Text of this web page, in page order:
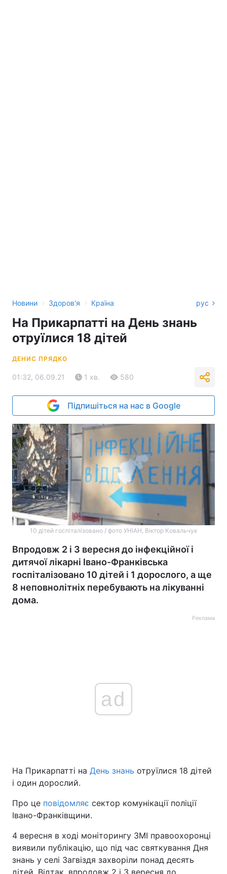
Новини › Здоров'я › Країна рус
На Прикарпатті на День знань
отруїлися 18 дітей
ДЕНИС ПРЯДКО
01:32, 06.09.21 1 хв. 580
Підпишіться на нас в Google
10 дітей госпіталізовано / фото УНІАН, Віктор Ковальчук
Впродовж 2 і 3 вересня до інфекційної і
дитячої лікарні Івано-Франківська
госпіталізовано 10 дітей і 1 дорослого, а ще
8 неповнолітніх перебувають на лікуванні
дома.
Реклама
ad
На Прикарпатті на День знань отруїлися 18 дітей
і один дорослий.
Про це повідомляє сектор комунікації поліції
Івано-Франківщини.
4 вересня в ході моніторингу ЗМІ правоохоронці
виявили публікацію, що під час святкування Дня
знань у селі Загвіздя захворіли понад десять
дітей. Відтак, впродовж 2 і 3 вересня до